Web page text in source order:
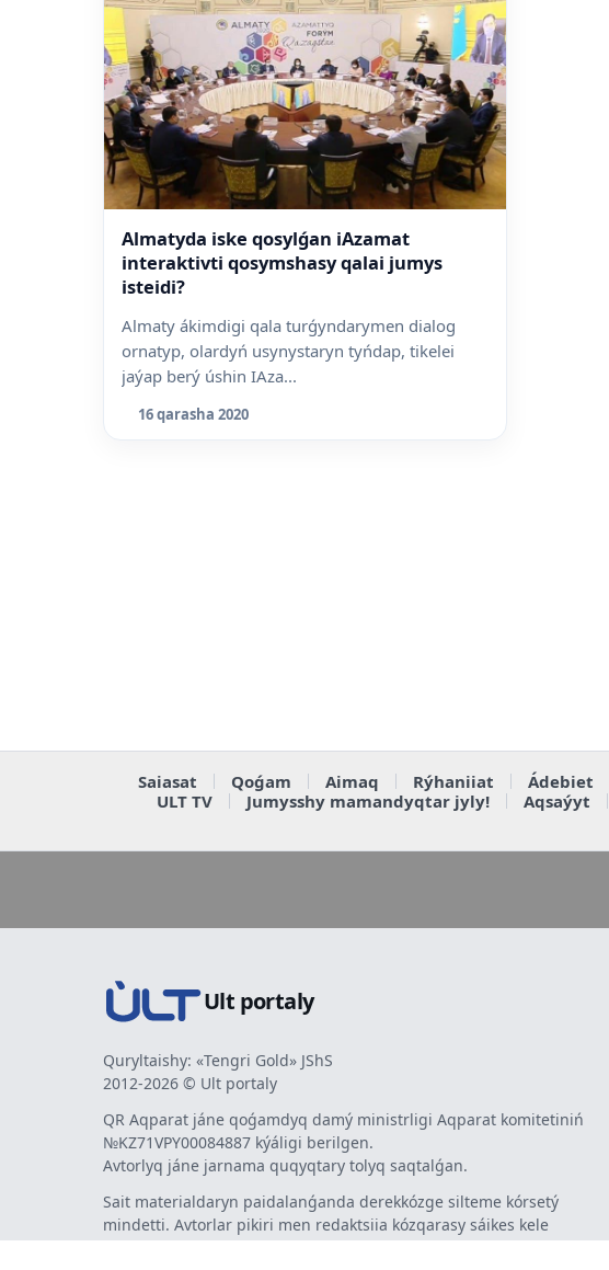
Almatyda iske qosylǵan iAzamat
interaktivti qosymshasy qalai jumys
isteidi?
Almaty ákimdigi qala turǵyndarymen dialog
ornatyp, olardyń usynystaryn tyńdap, tikelei
jaýap berý úshin IAza...
16 qarasha 2020
Saiasat Qoǵam Aimaq Rýhaniiat Ádebiet
ULT TV
Jumysshy mamandyqtar jyly! Aqsaýyt
Ult portaly
Quryltaishy: «Tengri Gold» JShS
2012-2026 © Ult portaly
QR Aqparat jáne qoǵamdyq damý ministrligi Aqparat komitetiniń
№KZ71VPY00084887 kýáligi berilgen.
Avtorlyq jáne jarnama quqyqtary tolyq saqtalǵan.
Sait materialdaryn paidalanǵanda derekkózge silteme kórsetý
mindetti. Avtorlar pikiri men redaktsiia kózqarasy sáikes kele
bermeýi múmkin. Jarnama men habarlandyrýlardyń mazmunyna